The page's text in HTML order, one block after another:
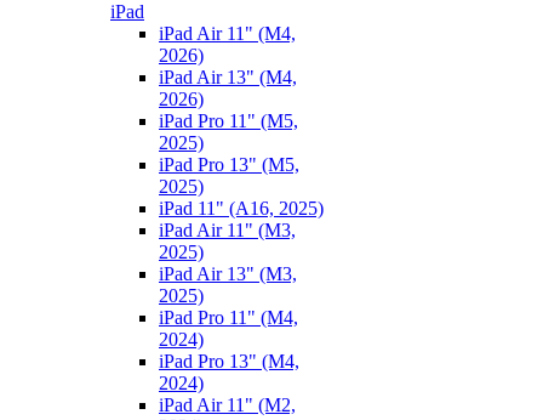
iPad
iPad Air 11" (M4,
2026)
iPad Air 13" (M4,
2026)
iPad Pro 11" (M5,
2025)
iPad Pro 13" (M5,
2025)
iPad 11" (A16, 2025)
iPad Air 11" (M3,
2025)
iPad Air 13" (M3,
2025)
iPad Pro 11" (M4,
2024)
iPad Pro 13" (M4,
2024)
iPad Air 11" (M2,